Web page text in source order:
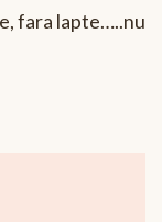
fara lapte…..nu